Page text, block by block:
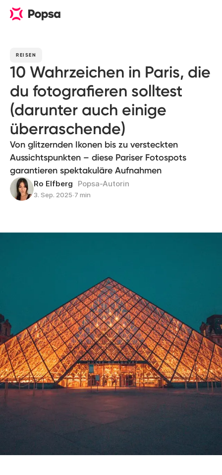
REISEN
10 Wahrzeichen in Paris, die
du fotografieren solltest
(darunter auch einige
überraschende)
Von glitzernden Ikonen bis zu versteckten
Aussichtspunkten – diese Pariser Fotospots
garantieren spektakuläre Aufnahmen
Ro Elfberg Popsa-Autorin
3. Sep. 2025∙7 min